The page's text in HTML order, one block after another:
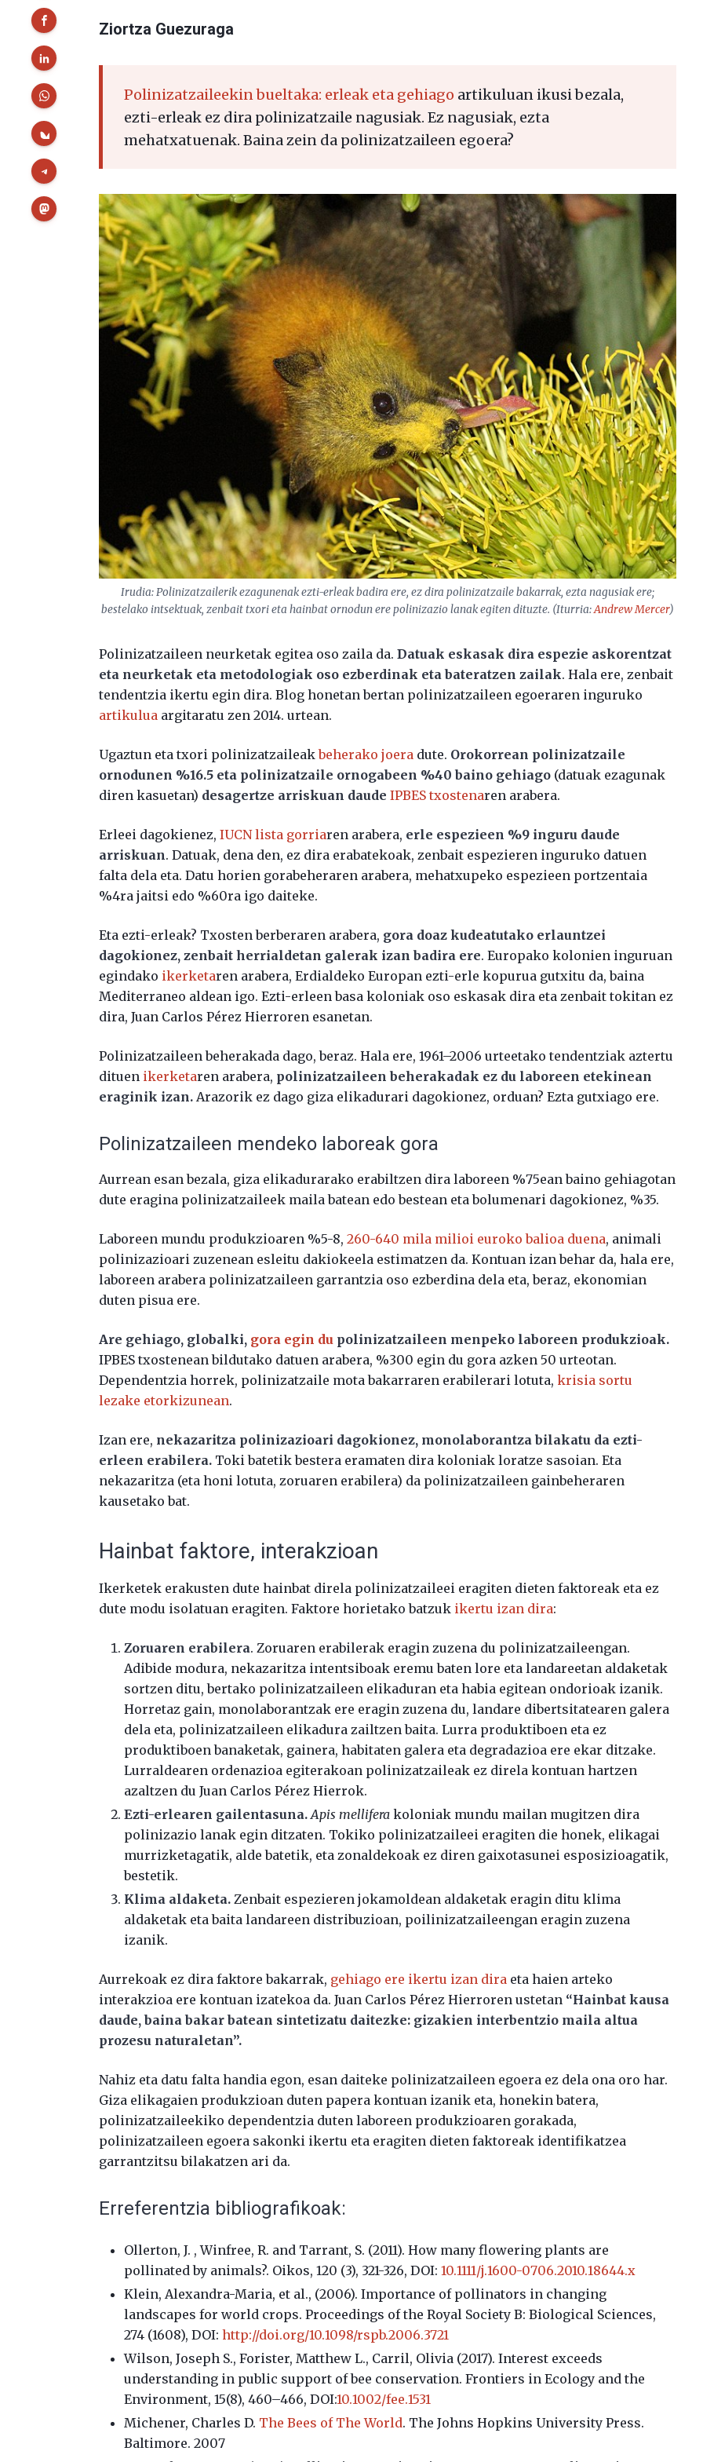
Ziortza Guezuraga
Polinizatzaileekin bueltaka: erleak eta gehiago artikuluan ikusi bezala,
ezti-erleak ez dira polinizatzaile nagusiak. Ez nagusiak, ezta
mehatxatuenak. Baina zein da polinizatzaileen egoera?
Irudia: Polinizatzailerik ezagunenak ezti-erleak badira ere, ez dira polinizatzaile bakarrak, ezta nagusiak ere;
bestelako intsektuak, zenbait txori eta hainbat ornodun ere polinizazio lanak egiten dituzte. (Iturria:Andrew Mercer)
Polinizatzaileen neurketak egitea oso zaila da.Datuak eskasak dira espezie askorentzat
eta neurketak eta metodologiak oso ezberdinak eta bateratzen zailak. Hala ere, zenbait
tendentzia ikertu egin dira. Blog honetan bertan polinizatzaileen egoeraren inguruko
artikulua argitaratu zen 2014. urtean.
Ugaztun eta txori polinizatzaileakbeherako joera dute. Orokorrean polinizatzaile
ornodunen %16.5 eta polinizatzaile ornogabeen %40 baino gehiago (datuak ezagunak
diren kasuetan) desagertze arriskuan daude IPBES txostenaren arabera.
Erleei dagokienez,IUCN lista gorriaren arabera, erle espezieen %9 inguru daude
arriskuan. Datuak, dena den, ez dira erabatekoak, zenbait espezieren inguruko datuen
falta dela eta. Datu horien gorabeheraren arabera, mehatxupeko espezieen portzentaia
%4ra jaitsi edo %60ra igo daiteke.
Eta ezti-erleak? Txosten berberaren arabera, gora doaz kudeatutako erlauntzei
dagokionez, zenbait herrialdetan galerak izan badira ere. Europako kolonien inguruan
egindako ikerketaren arabera, Erdialdeko Europan ezti-erle kopurua gutxitu da, baina
Mediterraneo aldean igo. Ezti-erleen basa koloniak oso eskasak dira eta zenbait tokitan ez
dira, Juan Carlos Pérez Hierroren esanetan.
Polinizatzaileen beherakada dago, beraz. Hala ere, 1961–2006 urteetako tendentziak aztertu
dituen ikerketaren arabera, polinizatzaileen beherakadak ez du laboreen etekinean
eraginik izan. Arazorik ez dago giza elikadurari dagokionez, orduan? Ezta gutxiago ere.
Polinizatzaileen mendeko laboreak gora
Aurrean esan bezala, giza elikadurarako erabiltzen dira laboreen %75ean baino gehiagotan
dute eragina polinizatzaileek maila batean edo bestean eta bolumenari dagokionez, %35.
Laboreen mundu produkzioaren %5-8,260-640 mila milioi euroko balioa duena, animali
polinizazioari zuzenean esleitu dakiokeela estimatzen da. Kontuan izan behar da, hala ere,
laboreen arabera polinizatzaileen garrantzia oso ezberdina dela eta, beraz, ekonomian
duten pisua ere.
Are gehiago, globalki, gora egin du polinizatzaileen menpeko laboreen produkzioak.
IPBES txostenean bildutako datuen arabera, %300 egin du gora azken 50 urteotan.
Dependentzia horrek, polinizatzaile mota bakarraren erabilerari lotuta,krisia sortu
lezake etorkizunean.
Izan ere, nekazaritza polinizazioari dagokionez, monolaborantza bilakatu da ezti-
erleen erabilera. Toki batetik bestera eramaten dira koloniak loratze sasoian. Eta
nekazaritza (eta honi lotuta, zoruaren erabilera) da polinizatzaileen gainbeheraren
kausetako bat.
Hainbat faktore, interakzioan
Ikerketek erakusten dute hainbat direla polinizatzaileei eragiten dieten faktoreak eta ez
dute modu isolatuan eragiten. Faktore horietako batzuk ikertu izan dira:
Zoruaren erabilera. Zoruaren erabilerak eragin zuzena du polinizatzaileengan.
Adibide modura, nekazaritza intentsiboak eremu baten lore eta landareetan aldaketak
sortzen ditu, bertako polinizatzaileen elikaduran eta habia egitean ondorioak izanik.
Horretaz gain, monolaborantzak ere eragin zuzena du, landare dibertsitatearen galera
dela eta, polinizatzaileen elikadura zailtzen baita. Lurra produktiboen eta ez
produktiboen banaketak, gainera, habitaten galera eta degradazioa ere ekar ditzake.
Lurraldearen ordenazioa egiterakoan polinizatzaileak ez direla kontuan hartzen
azaltzen du Juan Carlos Pérez Hierrok.
Ezti-erlearen gailentasuna.Apis mellifera koloniak mundu mailan mugitzen dira
polinizazio lanak egin ditzaten. Tokiko polinizatzaileei eragiten die honek, elikagai
murrizketagatik, alde batetik, eta zonaldekoak ez diren gaixotasunei esposizioagatik,
bestetik.
Klima aldaketa.Zenbait espezieren jokamoldean aldaketak eragin ditu klima
aldaketak eta baita landareen distribuzioan, poilinizatzaileengan eragin zuzena
izanik.
Aurrekoak ez dira faktore bakarrak, gehiago ere ikertu izan dira eta haien arteko
interakzioa ere kontuan izatekoa da. Juan Carlos Pérez Hierroren ustetan “Hainbat kausa
daude, baina bakar batean sintetizatu daitezke: gizakien interbentzio maila altua
prozesu naturaletan”.
Nahiz eta datu falta handia egon, esan daiteke polinizatzaileen egoera ez dela ona oro har.
Giza elikagaien produkzioan duten papera kontuan izanik eta, honekin batera,
polinizatzaileekiko dependentzia duten laboreen produkzioaren gorakada,
polinizatzaileen egoera sakonki ikertu eta eragiten dieten faktoreak identifikatzea
garrantzitsu bilakatzen ari da.
Erreferentzia bibliografikoak:
Ollerton, J. , Winfree, R. and Tarrant, S. (2011). How many flowering plants are
pollinated by animals?. Oikos, 120 (3), 321-326, DOI:10.1111/j.1600-0706.2010.18644.x
Klein, Alexandra-Maria, et al., (2006). Importance of pollinators in changing
landscapes for world crops. Proceedings of the Royal Society B: Biological Sciences,
274 (1608), DOI:http://doi.org/10.1098/rspb.2006.3721
Wilson, Joseph S., Forister, Matthew L., Carril, Olivia (2017). Interest exceeds
understanding in public support of bee conservation. Frontiers in Ecology and the
Environment,15(8), 460–466, DOI:10.1002/fee.1531
Michener, Charles D. The Bees of The World. The Johns Hopkins University Press.
Baltimore. 2007